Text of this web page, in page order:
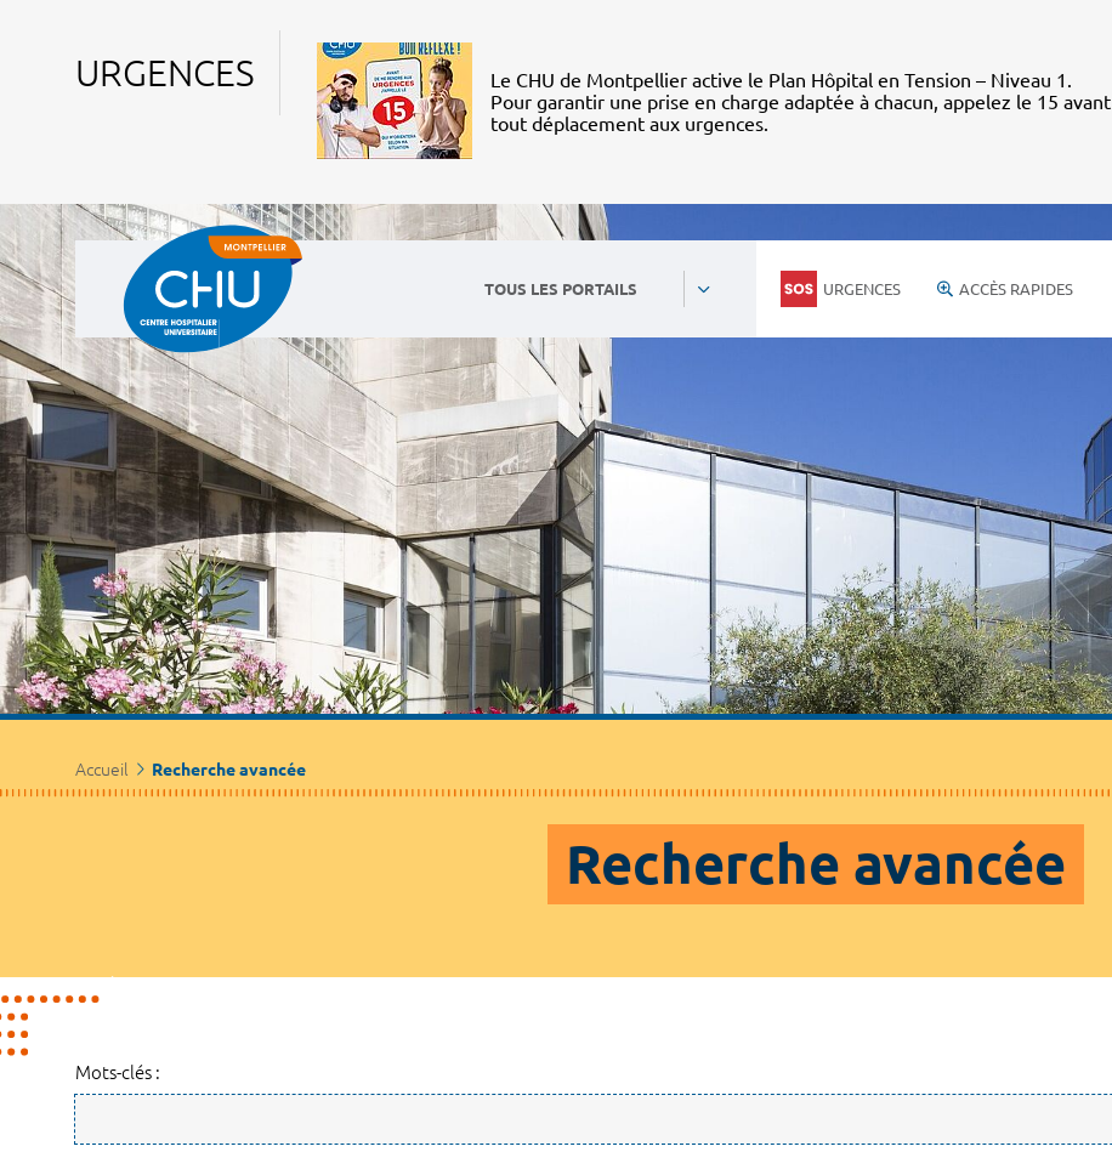
URGENCES
Le CHU de Montpellier active le Plan Hôpital en Tension – Niveau 1.
Pour garantir une prise en charge adaptée à chacun, appelez le 15 avant
tout déplacement aux urgences.
TOUS LES PORTAILS URGENCES ACCÈS RAPIDES
Accueil Recherche avancée
Recherche avancée
Mots-clés :